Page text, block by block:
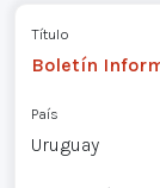
Título
Boletín
País
Uruguay